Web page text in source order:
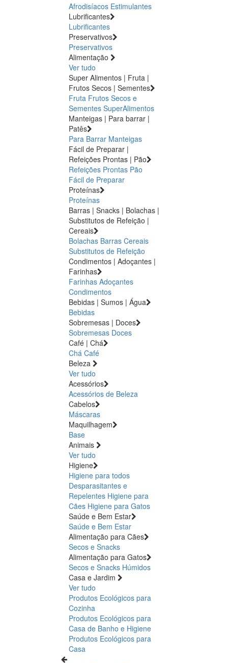
Afrodisíacos Estimulantes
Lubrificantes
Lubrificantes
Preservativos
Preservativos
Alimentação
Ver tudo
Super Alimentos | Fruta |
Frutos Secos | Sementes
Fruta Frutos Secos e
Sementes SuperAlimentos
Manteigas | Para barrar |
Patês
Para Barrar Manteigas
Fácil de Preparar |
Refeições Prontas | Pão
Refeições Prontas Pão
Fácil de Preparar
Proteínas
Proteínas
Barras | Snacks | Bolachas |
Substitutos de Refeição |
Cereais
Bolachas Barras Cereais
Substitutos de Refeição
Condimentos | Adoçantes |
Farinhas
Farinhas Adoçantes
Condimentos
Bebidas | Sumos | Água
Bebidas
Sobremesas | Doces
Sobremesas Doces
Café | Chá
Chá Café
Beleza
Ver tudo
Acessórios
Acessórios de Beleza
Cabelos
Máscaras
Maquilhagem
Base
Animais
Ver tudo
Higiene
Higiene para todos
Desparasitantes e
Repelentes Higiene para
Cães Higiene para Gatos
Saúde e Bem Estar
Saúde e Bem Estar
Alimentação para Cães
Secos e Snacks
Alimentação para Gatos
Secos e Snacks Húmidos
Casa e Jardim
Ver tudo
Produtos Ecológicos para
Cozinha
Produtos Ecológicos para
Casa de Banho e Higiene
Produtos Ecológicos para
Casa